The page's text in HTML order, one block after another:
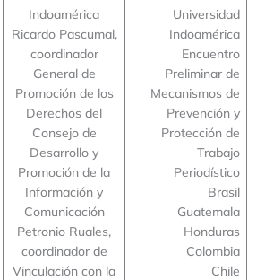
Indoamérica
Ricardo Pascumal,
coordinador
General de
Promoción de los
Derechos del
Consejo de
Desarrollo y
Promoción de la
Información y
Comunicación
Petronio Ruales,
coordinador de
Vinculación con la
Universidad
Indoamérica
Encuentro
Preliminar de
Mecanismos de
Prevención y
Protección de
Trabajo
Periodístico
Brasil
Guatemala
Honduras
Colombia
Chile